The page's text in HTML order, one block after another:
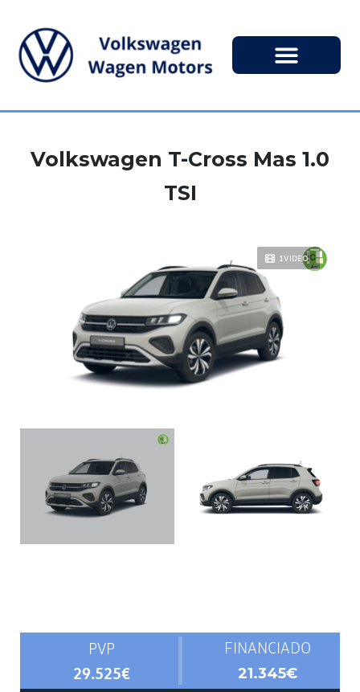
Volkswagen T-Cross Mas 1.0
TSI
1VIDEO
PVP
29.525€
FINANCIADO
21.345€